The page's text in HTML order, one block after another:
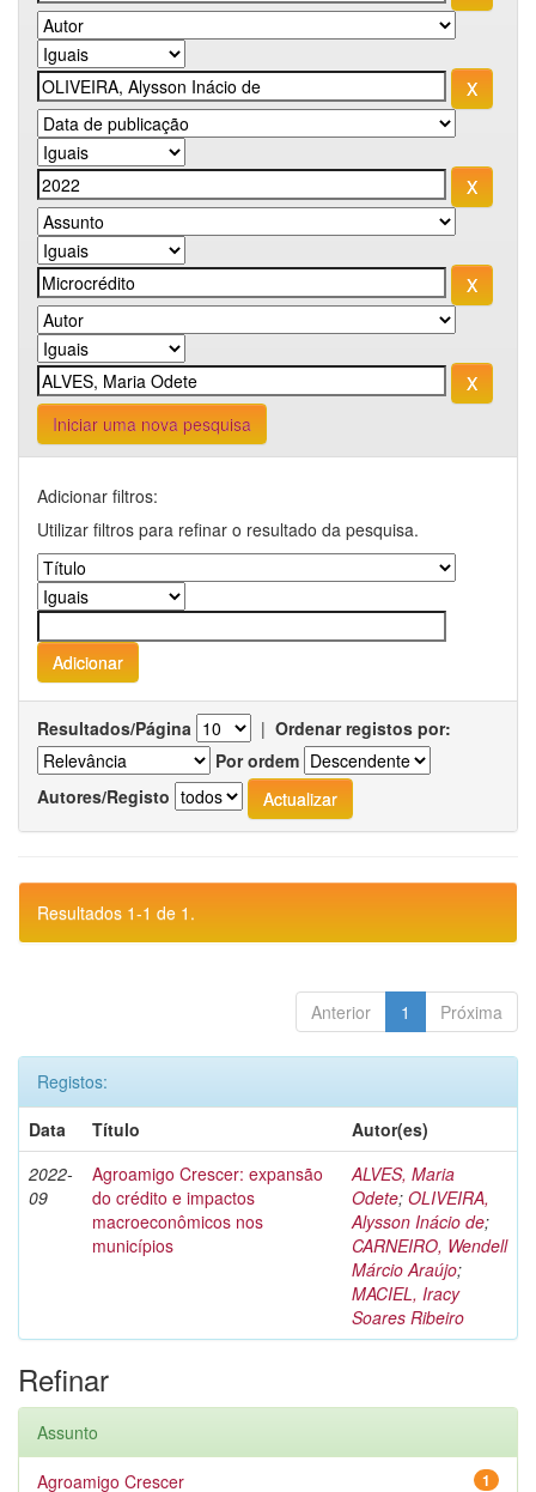
Iniciar uma nova pesquisa
Adicionar filtros:
Utilizar filtros para refinar o resultado da pesquisa.
Resultados/Página | Ordenar registos por:
Por ordem
Autores/Registo
Resultados 1-1 de 1.
Anterior 1 Próxima
Registos:
Data
Título
Autor(es)
2022-
09
Agroamigo Crescer: expansão
do crédito e impactos
macroeconômicos nos
municípios
ALVES, Maria
Odete; OLIVEIRA,
Alysson Inácio de;
CARNEIRO, Wendell
Márcio Araújo;
MACIEL, Iracy
Soares Ribeiro
Refinar
Assunto
1
Agroamigo Crescer